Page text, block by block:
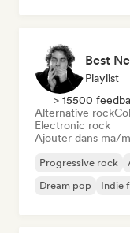
Best
Playlist
> 15500
Alternative rock
Electronic rock
Ajouter dans ma/
Progressive rock
Dream pop
Indie